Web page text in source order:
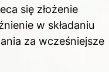
się złożenie
w składaniu
za wcześniejsze